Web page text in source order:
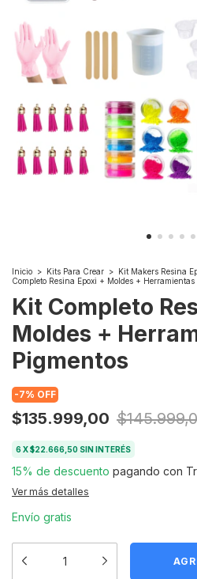
Inicio > Kits Para Crear > Kit Makers Resina
Completo Resina Epoxi + Moldes +
Kit Completo
Moldes +
Pigmentos
-7% OFF
$135.999,00
6X$22.666,50 SIN INTERÉS
15% de descuento pagando con
Ver más detalles
Envío gratis